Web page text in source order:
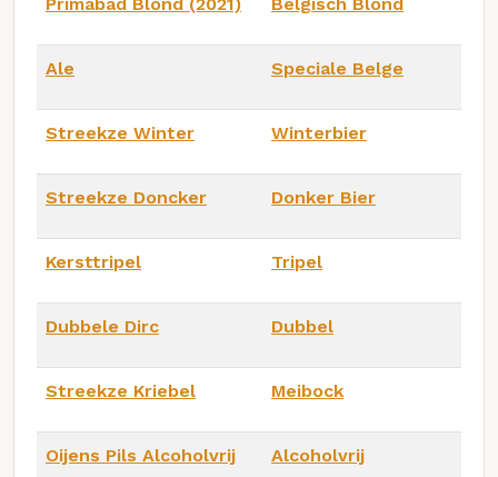
Ale Speciale Belge
Streekze Winter Winterbier
Streekze Doncker Donker Bier
Kersttripel Tripel
Dubbele Dirc Dubbel
Streekze Kriebel Meibock
Oijens Pils Alcoholvrij Alcoholvrij